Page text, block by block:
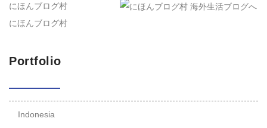
にほんブログ村
にほんブログ村
Portfolio
Indonesia